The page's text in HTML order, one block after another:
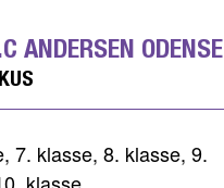
ANDERSEN ODENSE
7. klasse, 8. klasse, 9.